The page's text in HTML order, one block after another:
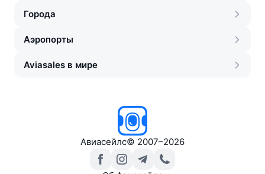
Города
Аэропорты
Aviasales в мире
Авиасейлс© 2007–2026